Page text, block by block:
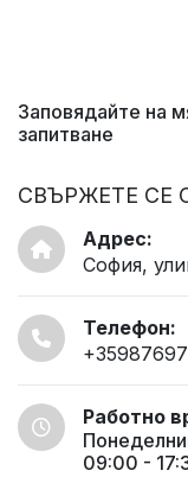
Заповядайте на
запитване
СВЪРЖЕТЕ СЕ
Адрес:
София,
Телефон:
Работно
09:00 -